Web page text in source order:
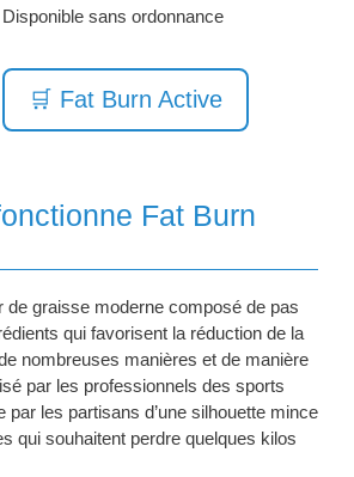
Disponible sans ordonnance
🛒 Fat Burn Active
Fat Burn
de graisse moderne composé de pas
qui favorisent la réduction de la
nombreuses manières et de manière
par les professionnels des sports
par les partisans d’une silhouette mince
qui souhaitent perdre quelques kilos